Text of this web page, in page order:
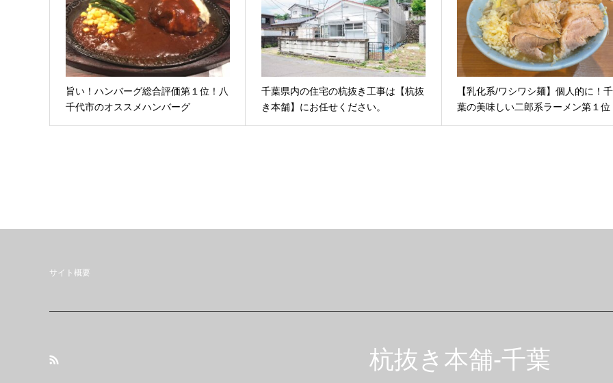
旨い！ハンバーグ総合評価第１位！八
千代市のオススメハンバーグ
千葉県内の住宅の杭抜き工事は【杭抜
き本舗】にお任せください。
【乳化系/ワシワシ麺】個人的に！千
葉の美味しい二郎系ラーメン第１位
サイト概要
杭抜き本舗-千葉